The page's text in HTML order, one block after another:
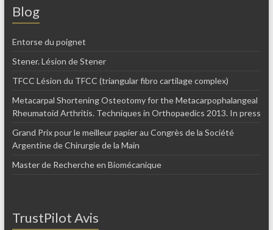
Blog
Entorse du poignet
Stener. Lésion de Stener
TFCC Lésion du TFCC (triangular fibro cartilage complex)
Metacarpal Shortening Osteotomy for the Metacarpophalangeal
Rheumatoid Arthritis. Techniques in Orthopaedics 2013. In press
Grand Prix pour le meilleur papier au Congrès de la Société
Argentine de Chirurgie de la Main
Master de Recherche en Biomécanique
TrustPilot Avis